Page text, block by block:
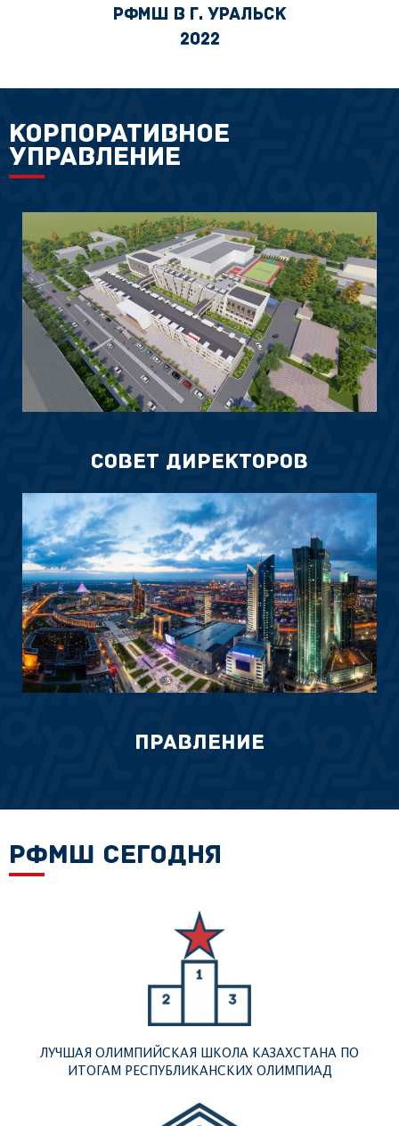
РФМШ в г. Уральск
2022
КОРПОРАТИВНОЕ
УПРАВЛЕНИЕ
Совет директоров
Правление
РФМШ СЕГОДНЯ
ЛУЧШАЯ ОЛИМПИЙСКАЯ ШКОЛА КАЗАХСТАНА ПО
ИТОГАМ РЕСПУБЛИКАНСКИХ ОЛИМПИАД